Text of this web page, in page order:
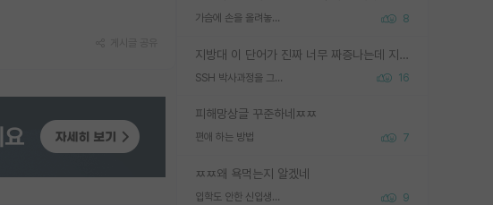
가슴에 손을 올려놓고 싫어하는 사람 불공정하게 리뷰 8
지방대 이 단어가 진짜 너무 짜증나는데 지방대면 다 그냥 쓰레기인가요? 무슨 말 같지도 않은 댓글들이 있는건지??? 지방에도 충분히 좋은 대학 많고 충분히 잘하는 교수님들 많습니다 포항공대 4개 IST 대표 지거국들 여기 모두 다 지방에 있고 여기 출신들 중에 교수하는 분들 적지 않습니다 지거국 출신이 무슨 교수를 하냐?라고 생각할 사람들 많은데 상위 대표 지거국에 아웃라이어들 많습니다 결국 개인의 연구역량과 실적이 중요합니다 이 역량을 펼치는데 있어서 지도교수와의 합도 중요합니다. 그리고 경력이 필요하면 해외포닥까지 다녀오세요
SSH 박사과정을 그만두고 지방대 박사로 옮기면 교수의 꿈은 끝일까요? 16
피해망상글 꾸준하네ㅉㅉ
편애 하는 방법 7
ㅉㅉ왜 욕먹는지 알겠네
입학도 안한 신입생이 원래 관심을 받나요 9